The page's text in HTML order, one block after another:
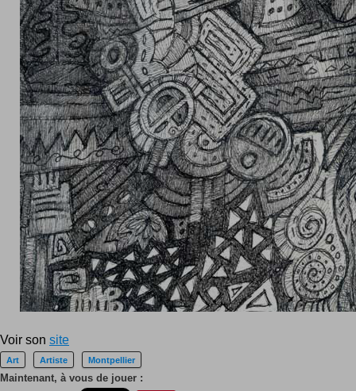
Voir son site
Art Artiste Montpellier
Maintenant, à vous de jouer :